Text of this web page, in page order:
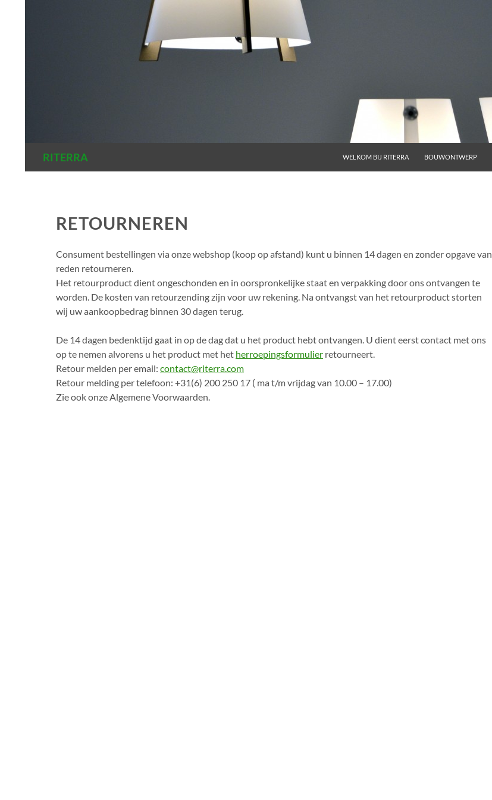
RITERRA
WELKOM BIJ RITERRA
BOUWONTWERP
RETOURNEREN
Consument bestellingen via onze webshop (koop op afstand) kunt u binnen 14 dagen en zonder opgave van
reden retourneren.
Het retourproduct dient ongeschonden en in oorspronkelijke staat en verpakking door ons ontvangen te
worden. De kosten van retourzending zijn voor uw rekening. Na ontvangst van het retourproduct storten
wij uw aankoopbedrag binnen 30 dagen terug.
De 14 dagen bedenktijd gaat in op de dag dat u het product hebt ontvangen. U dient eerst contact met ons
op te nemen alvorens u het product met het herroepingsformulier retourneert.
Retour melden per email: contact@riterra.com
Retour melding per telefoon: +31(6) 200 250 17 ( ma t/m vrijdag van 10.00 – 17.00)
Zie ook onze Algemene Voorwaarden.